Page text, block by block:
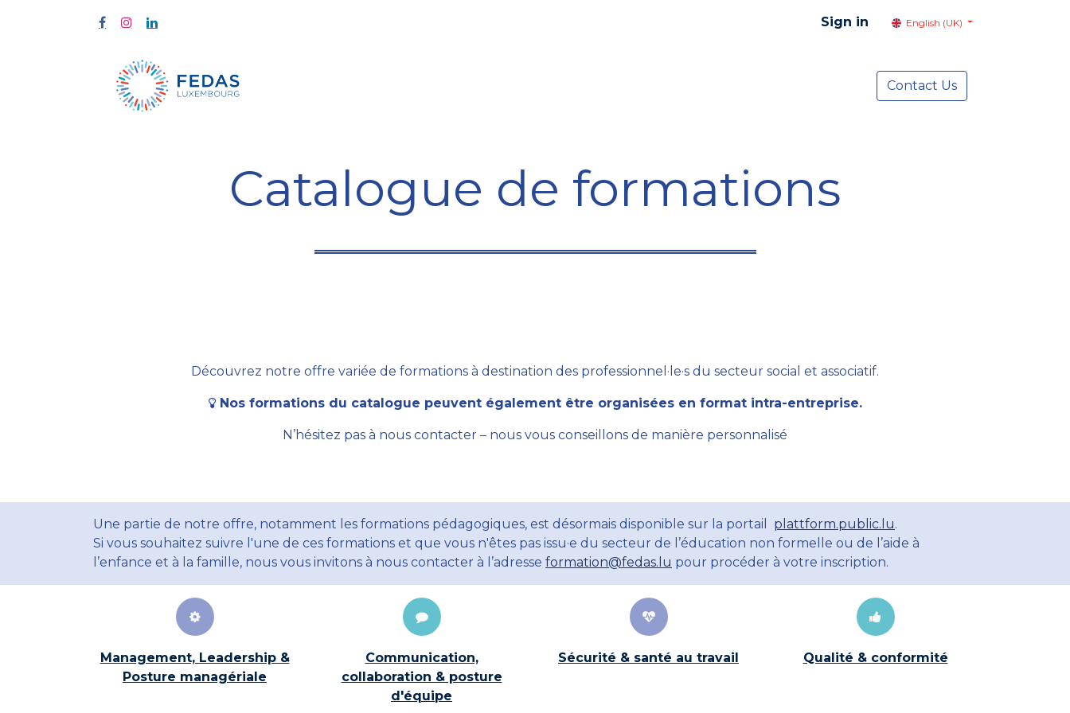
Sign in English (UK)
Social Advocacy Services
Contact Us
Catalogue de formations
Découvrez notre offre variée de formations à destination des professionnel·le·s du secteur social et associatif.
Nos formations du catalogue peuvent également être organisées en format intra-entreprise.
N’hésitez pas à nous contacter – nous vous conseillons de manière personnalisé
Une partie de notre offre, notamment les formations pédagogiques, est désormais disponible sur la portail plattform.public.lu.
Si vous souhaitez suivre l'une de ces formations et que vous n'êtes pas issu·e du secteur de l’éducation non formelle ou de l’aide à
l’enfance et à la famille, nous vous invitons à nous contacter à l’adresse formation@fedas.lu pour procéder à votre inscription.
Management, Leadership &
Posture managériale
Communication,
collaboration & posture
d'équipe
Sécurité & santé au travail Qualité & conformité